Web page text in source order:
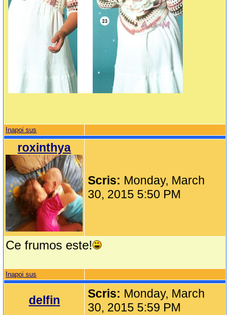
Inapoi sus
roxinthya
Scris: Monday, March
30, 2015 5:50 PM
Ce frumos este!
Inapoi sus
delfin Scris: Monday, March
30, 2015 5:59 PM